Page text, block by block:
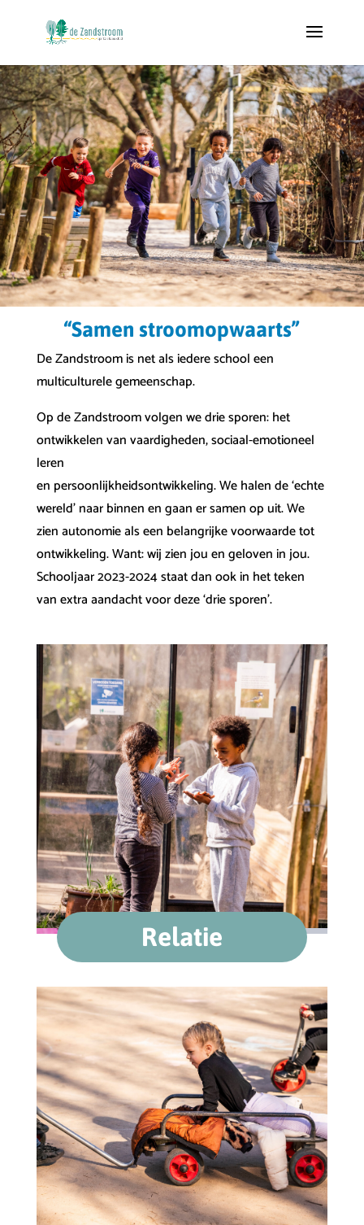
“Samen stroomopwaarts”
De Zandstroom is net als iedere school een
multiculturele gemeenschap.
Op de Zandstroom volgen we drie sporen: het
ontwikkelen van vaardigheden, sociaal-emotioneel
leren
en persoonlijkheidsontwikkeling. We halen de ‘echte
wereld’ naar binnen en gaan er samen op uit. We
zien autonomie als een belangrijke voorwaarde tot
ontwikkeling. Want: wij zien jou en geloven in jou.
Schooljaar 2023-2024 staat dan ook in het teken
van extra aandacht voor deze ‘drie sporen’.
Relatie